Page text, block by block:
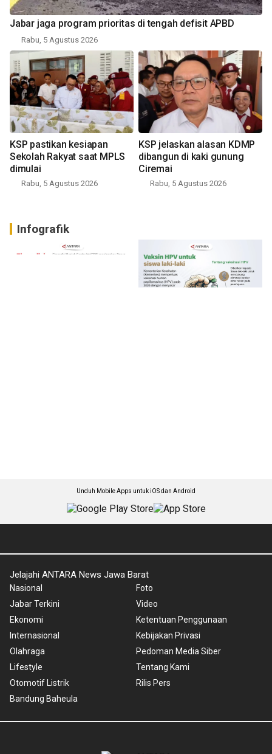
Jabar jaga program prioritas di tengah defisit APBD
Rabu, 5 Agustus 2026
KSP pastikan kesiapan
Sekolah Rakyat saat MPLS
dimulai
Rabu, 5 Agustus 2026
KSP jelaskan alasan KDMP
dibangun di kaki gunung
Ciremai
Rabu, 5 Agustus 2026
Infografik
Unduh Mobile Apps untuk iOS dan Android
Jelajahi ANTARA News Jawa Barat
Nasional
Jabar Terkini
Ekonomi
Internasional
Olahraga
Lifestyle
Otomotif Listrik
Bandung Baheula
Foto
Video
Ketentuan Penggunaan
Kebijakan Privasi
Pedoman Media Siber
Tentang Kami
Rilis Pers